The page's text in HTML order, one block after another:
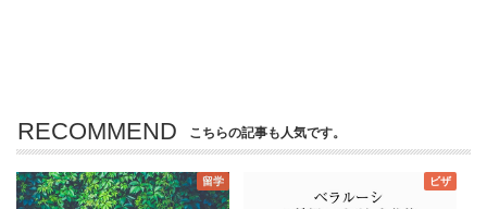
RECOMMEND こちらの記事も人気です。
留学 ビザ